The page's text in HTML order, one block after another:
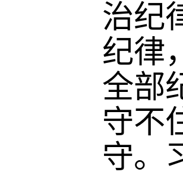
治纪
纪律
全部
守不
守。